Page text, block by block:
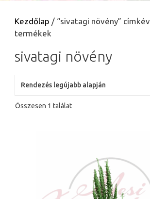
Kezdőlap / “sivatagi növény”
termékek
sivatagi növény
Összesen 1 találat